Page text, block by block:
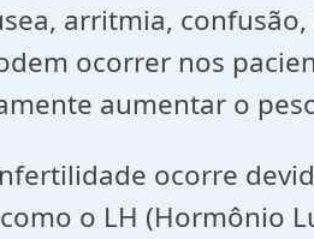
arritmia,
ocorrer nos
aumentar o
ocorre
o LH (Hormônio